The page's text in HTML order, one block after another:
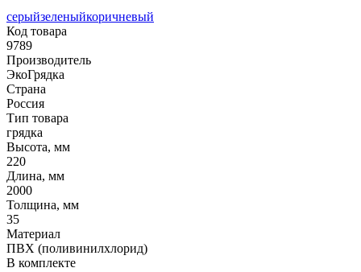
серыйзеленыйкоричневый
Код товара
9789
Производитель
ЭкоГрядка
Страна
Россия
Тип товара
грядка
Высота, мм
220
Длина, мм
2000
Толщина, мм
35
Материал
ПВХ (поливинилхлорид)
В комплекте